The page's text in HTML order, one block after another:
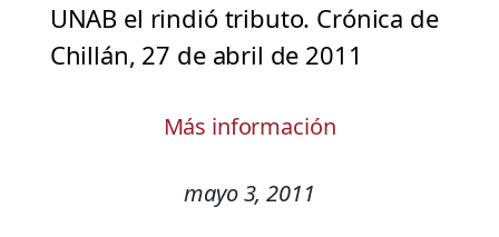
UNAB el rindió tributo. Crónica de
Chillán, 27 de abril de 2011
Más información
mayo 3, 2011